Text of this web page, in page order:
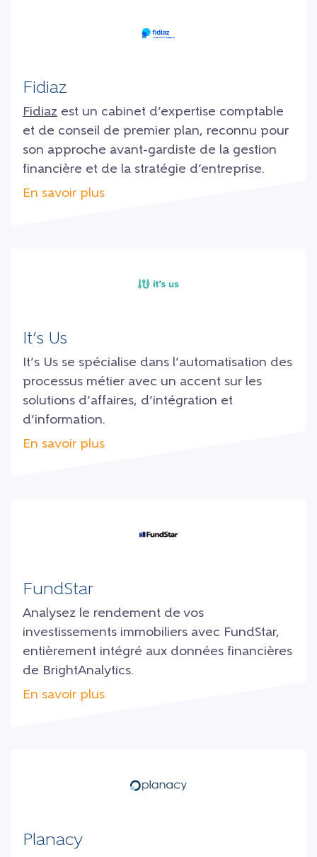
Fidiaz
Fidiaz est un cabinet d’expertise comptable
et de conseil de premier plan, reconnu pour
son approche avant-gardiste de la gestion
financière et de la stratégie d’entreprise.
En savoir plus
It’s Us
It’s Us se spécialise dans l’automatisation des
processus métier avec un accent sur les
solutions d’affaires, d’intégration et
d’information.
En savoir plus
FundStar
Analysez le rendement de vos
investissements immobiliers avec FundStar,
entièrement intégré aux données financières
de BrightAnalytics.
En savoir plus
Planacy